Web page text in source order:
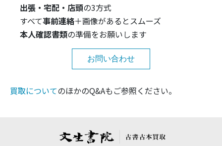
出張・宅配・店頭の3方式
すべて事前連絡＋画像があるとスムーズ
本人確認書類の準備をお願いします
お問い合わせ
買取についてのほかのQ&Aもご参照ください。